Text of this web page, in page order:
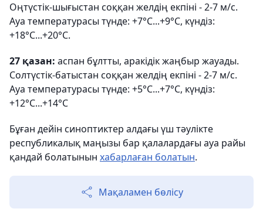
Оңтүстік-шығыстан соққан желдің екпіні - 2-7 м/с.
Ауа температурасы түнде: +7°С...+9°С, күндіз:
+18°С...+20°С.
27 қазан: аспан бұлтты, аракідік жаңбыр жауады.
Солтүстік-батыстан соққан желдің екпіні - 2-7 м/с.
Ауа температурасы түнде: +5°С...+7°С, күндіз:
+12°С...+14°С
Бұған дейін синоптиктер алдағы үш тәулікте
республикалық маңызы бар қалалардағы ауа райы
қандай болатынын хабарлаған болатын.
Мақаламен бөлісу